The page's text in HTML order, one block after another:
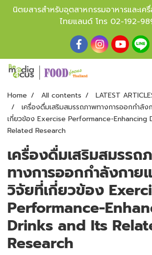
นิตยสารสำหรับอุตสาหกรรมอาหารและเ
ไทยแลนด์ โทร 02-192-
Home All contents
LATEST
เครื่องดื่มเสริมสมรรถภาพทางการออกกำลัง
เกี่ยวข้อง Exercise Performance-Enhancing
Related Research
เครื่องดื่มเสริมสมรรถ
ทางการออกกำลังกาย
วิจัยที่เกี่ยวข้อง
Performance-
Drinks and Its
Research